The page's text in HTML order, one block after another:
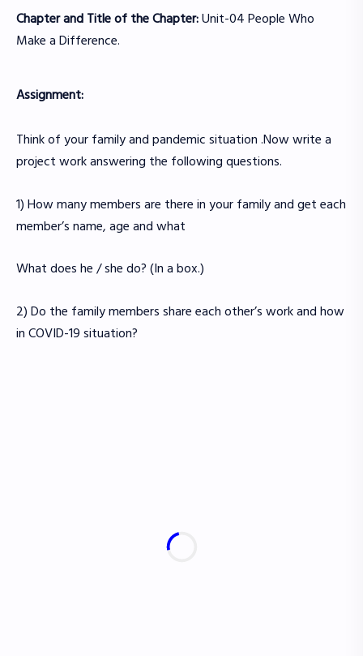
Chapter and Title of the Chapter:Unit-04 People Who
Make a Difference.
Assignment:
Think of your family and pandemic situation .Now write a
project work answering the following questions.
1) How many members are there in your family and get each
member’s name, age and what
What does he / she do? (In a box.)
2) Do the family members share each other’s work and how
in COVID-19 situation?